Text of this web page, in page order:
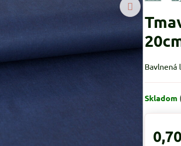
Bavlnená
Skladom